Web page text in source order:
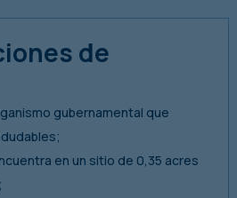
de
gubernamental que
en un sitio de 0,35 acres